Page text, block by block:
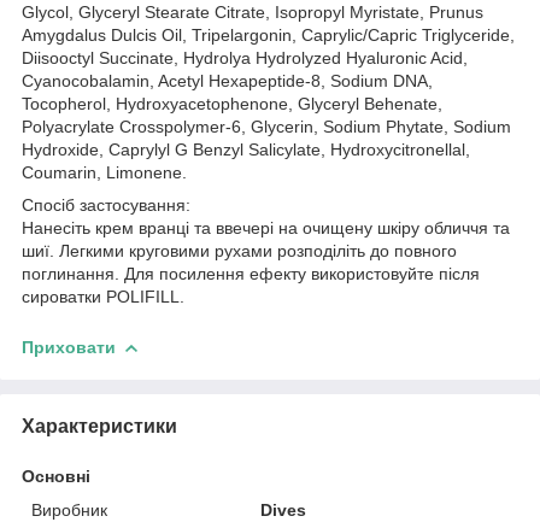
Glycol, Glyceryl Stearate Citrate, Isopropyl Myristate, Prunus
Amygdalus Dulcis Oil, Tripelargonin, Caprylic/Capric Triglyceride,
Diisooctyl Succinate, Hydrolya Hydrolyzed Hyaluronic Acid,
Cyanocobalamin, Acetyl Hexapeptide-8, Sodium DNA,
Tocopherol, Hydroxyacetophenone, Glyceryl Behenate,
Polyacrylate Crosspolymer-6, Glycerin, Sodium Phytate, Sodium
Hydroxide, Caprylyl G Benzyl Salicylate, Hydroxycitronellal,
Coumarin, Limonene.
Спосіб застосування:
Нанесіть крем вранці та ввечері на очищену шкіру обличчя та
шиї. Легкими круговими рухами розподіліть до повного
поглинання. Для посилення ефекту використовуйте після
сироватки POLIFILL.
Приховати
Характеристики
Основні
Виробник
Dives